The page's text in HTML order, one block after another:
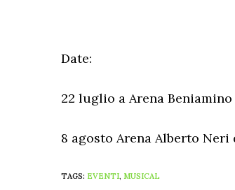
Date:
22 luglio a Arena
8 agosto Arena Alberto Neri
TAGS: EVENTI, MUSICAL